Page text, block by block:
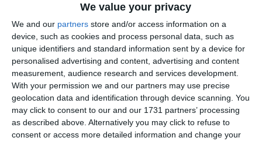
We value your privacy
We and our partners store and/or access information on a
device, such as cookies and process personal data, such as
unique identifiers and standard information sent by a device for
personalised advertising and content, advertising and content
measurement, audience research and services development.
With your permission we and our partners may use precise
geolocation data and identification through device scanning. You
may click to consent to our and our 1731 partners’ processing
as described above. Alternatively you may click to refuse to
consent or access more detailed information and change your
disputa un baraj de promovare. Formația de pe locul
al treilea va merge la barajul pentru menținerea în
Liga B, în timp ce reprezentativa de pe ultimul loc va
retrograda în Liga C, precizează FRF.
Citește și: